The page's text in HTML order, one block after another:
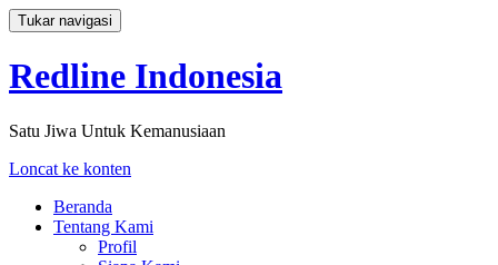
Tukar navigasi
Redline Indonesia
Satu Jiwa Untuk Kemanusiaan
Loncat ke konten
Beranda
Tentang Kami
Profil